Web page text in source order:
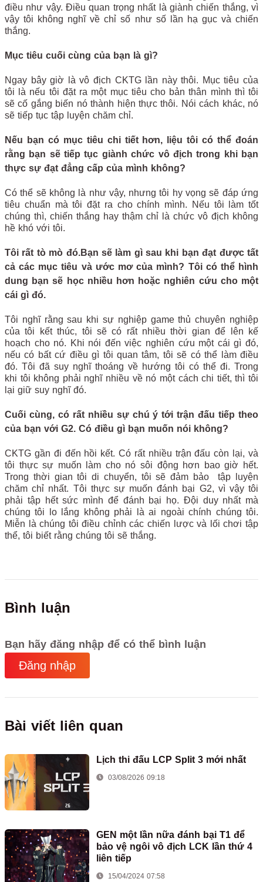
điều như vậy. Điều quan trọng nhất là giành chiến thắng, vì
vậy tôi không nghĩ về chỉ số như số lần hạ gục và chiến
thắng.
Mục tiêu cuối cùng của bạn là gì?
Ngay bây giờ là vô địch CKTG lần này thôi. Mục tiêu của
tôi là nếu tôi đặt ra một mục tiêu cho bản thân mình thì tôi
sẽ cố gắng biến nó thành hiện thực thôi. Nói cách khác, nó
sẽ tiếp tục tập luyện chăm chỉ.
Nếu bạn có mục tiêu chi tiết hơn, liệu tôi có thể đoán
rằng bạn sẽ tiếp tục giành chức vô địch trong khi bạn
thực sự đạt đẳng cấp của mình không?
Có thể sẽ không là như vậy, nhưng tôi hy vọng sẽ đáp ứng
tiêu chuẩn mà tôi đặt ra cho chính mình. Nếu tôi làm tốt
chúng thì, chiến thắng hay thậm chỉ là chức vô địch không
hề khó với tôi.
Tôi rất tò mò đó.Bạn sẽ làm gì sau khi bạn đạt được tất
cả các mục tiêu và ước mơ của mình? Tôi có thể hình
dung bạn sẽ học nhiều hơn hoặc nghiên cứu cho một
cái gì đó.
Tôi nghĩ rằng sau khi sự nghiệp game thủ chuyên nghiệp
của tôi kết thúc, tôi sẽ có rất nhiều thời gian để lên kế
hoạch cho nó. Khi nói đến việc nghiên cứu một cái gì đó,
nếu có bất cứ điều gì tôi quan tâm, tôi sẽ có thể làm điều
đó. Tôi đã suy nghĩ thoáng về hướng tôi có thể đi. Trong
khi tôi không phải nghĩ nhiều về nó một cách chi tiết, thì tôi
lại giữ suy nghĩ đó.
Cuối cùng, có rất nhiều sự chú ý tới trận đấu tiếp theo
của bạn với G2. Có điều gì bạn muốn nói không?
CKTG gần đi đến hồi kết. Có rất nhiều trận đấu còn lại, và
tôi thực sự muốn làm cho nó sôi động hơn bao giờ hết.
Trong thời gian tôi di chuyển, tôi sẽ đảm bảo tập luyện
chăm chỉ nhất. Tôi thực sự muốn đánh bại G2, vì vậy tôi
phải tập hết sức mình để đánh bại họ. Đội duy nhất mà
chúng tôi lo lắng không phải là ai ngoài chính chúng tôi.
Miễn là chúng tôi điều chỉnh các chiến lược và lối chơi tập
thể, tôi biết rằng chúng tôi sẽ thắng.
Bình luận
Bạn hãy đăng nhập để có thể bình luận
Đăng nhập
Bài viết liên quan
Lịch thi đấu LCP Split 3 mới nhất
03/08/2026 09:18
GEN một lần nữa đánh bại T1 để
bảo vệ ngôi vô địch LCK lần thứ 4
liên tiếp
15/04/2024 07:58